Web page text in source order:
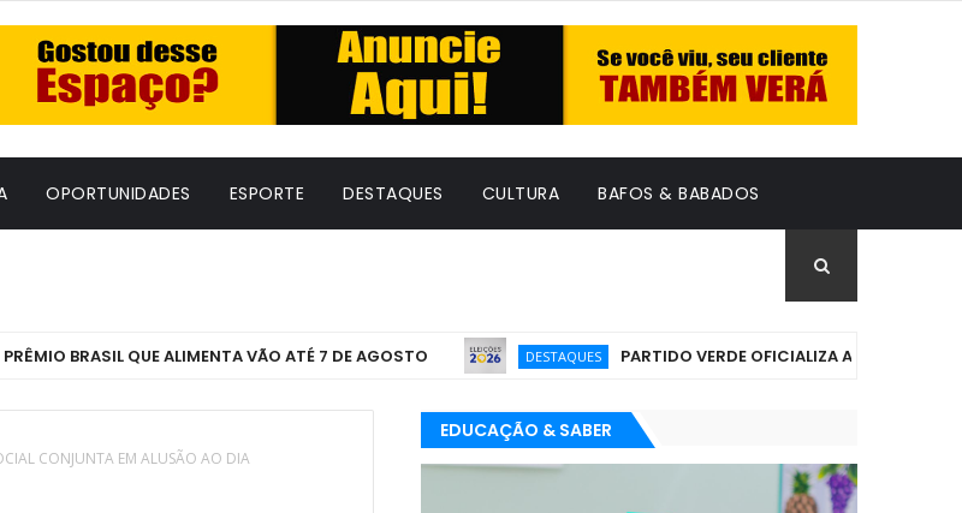
OPORTUNIDADES ESPORTE DESTAQUES CULTURA BAFOS & BABADOS
QUE ALIMENTA VÃO ATÉ 7 DE AGOSTO DESTAQUES PARTIDO VERDE OFICIALIZA APOIO À CANDIDATURA
CONJUNTA EM ALUSÃO AO DIA
EDUCAÇÃO & SABER